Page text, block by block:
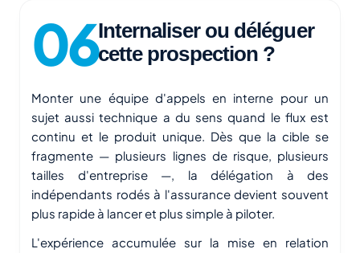
Internaliser ou déléguer
cette prospection ?
Monter une équipe d'appels en interne pour un
sujet aussi technique a du sens quand le flux est
continu et le produit unique. Dès que la cible se
fragmente — plusieurs lignes de risque, plusieurs
tailles d'entreprise —, la délégation à des
indépendants rodés à l'assurance devient souvent
plus rapide à lancer et plus simple à piloter.
L'expérience accumulée sur la mise en relation